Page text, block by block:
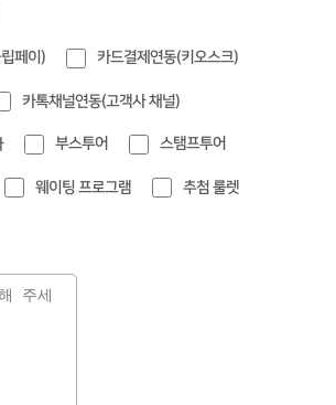
페이) 카드결제연동(키오스크)
카톡채널연동(고객사 채널)
부스투어 스탬프투어
웨이팅 프로그램 추첨 룰렛